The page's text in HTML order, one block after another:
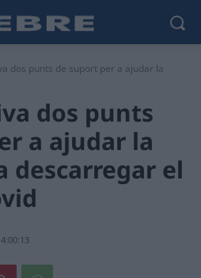
dos punts de suport per a ajudar la
dos punts
a ajudar la
descarregar el